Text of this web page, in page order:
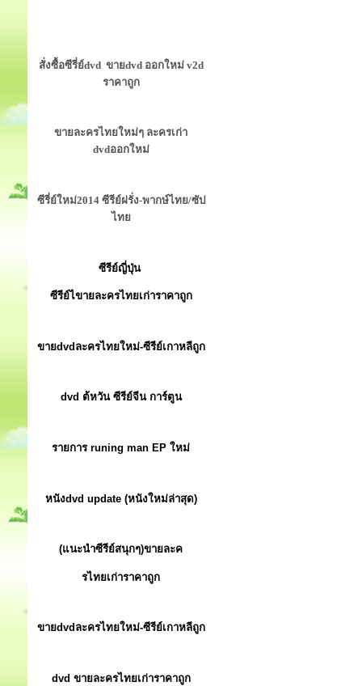
สั่งซื้อซีรี่ย์dvd ขายdvd ออกใหม่ v2d
ราคาถูก
ขายละครไทยใหม่ๆ ละครเก่า
dvdออกใหม่
ซีรี่ย์ใหม่2014 ซีรีย์ฝรั่ง-พากษ์ไทย/ซัป
ไทย
ซีรีย์ญี่ปุ่น
ซีรีย์ไขายละครไทยเก่าราคาถูก
ขายdvdละครไทยใหม่-ซีรีย์เกาหลีถูก
dvd ต้หวัน ซีรีย์จีน การ์ตูน
รายการ runing man EP ใหม่
หนังdvd update (หนังใหม่ล่าสุด)
(แนะนำซีรีย์สนุกๆ)ขายละค
รไทยเก่าราคาถูก
ขายdvdละครไทยใหม่-ซีรีย์เกาหลีถูก
dvd ขายละครไทยเก่าราคาถูก